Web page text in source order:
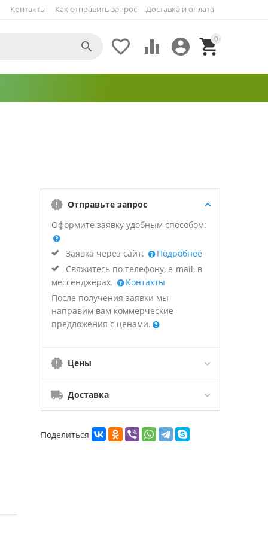
Как отправить запрос Доставка и оплата
Контакты
0


 

Отправьте запрос
Оформите заявку удобным способом:
Заявка через сайт.
Подробнее
Свяжитесь по телефону, e-mail, в
мессенджерах.
Контакты
После получения заявки мы
направим вам коммерческие
предложения с ценами.
Цены
Доставка
Поделиться